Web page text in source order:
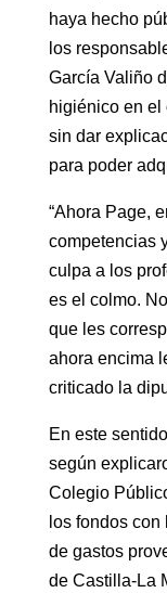
haya hecho
los
García Valiño
higiénico en el
sin dar
para poder
“Ahora Page,
competencias
culpa a los
es el colmo.
que les
ahora encima
criticado la
En este
según
Colegio
los fondos
de gastos
de Castilla-La